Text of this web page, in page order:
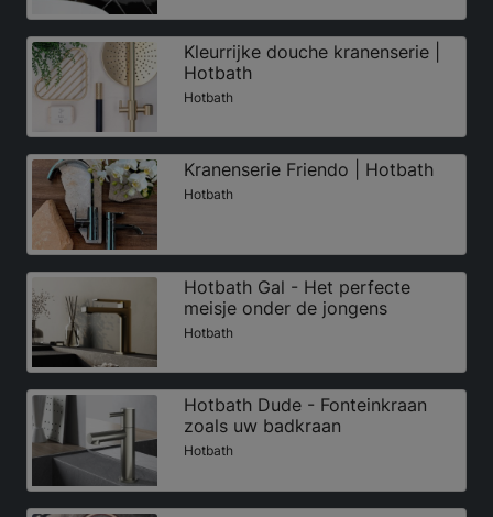
Kleurrijke douche kranenserie |
Hotbath
Hotbath
Kranenserie Friendo | Hotbath
Hotbath
Hotbath Gal - Het perfecte
meisje onder de jongens
Hotbath
Hotbath Dude - Fonteinkraan
zoals uw badkraan
Hotbath